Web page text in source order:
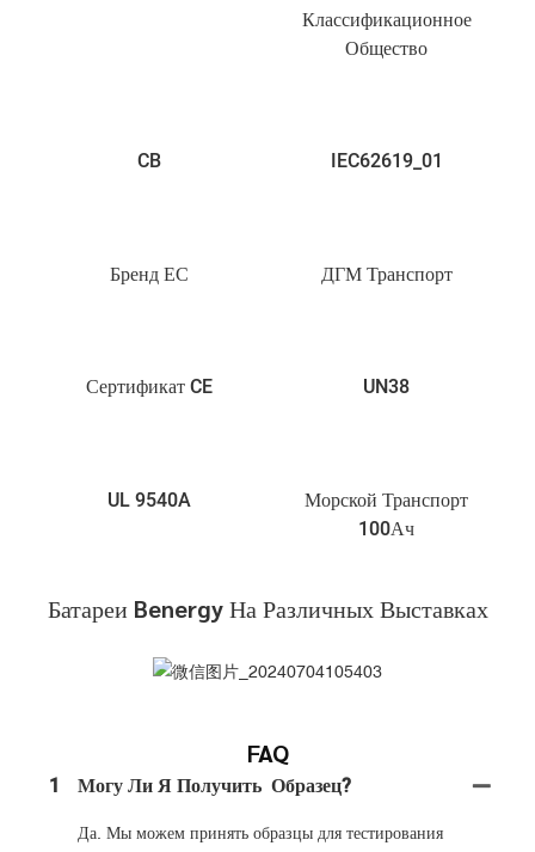
Классификационное
Общество
CB IEC62619_01
Бренд ЕС ДГМ Транспорт
Сертификат CE UN38
UL 9540A
Морской Транспорт
100Ач
Батареи Benergy На Различных Выставках
FAQ
1 Могу Ли Я Получить Образец?
Да. Мы можем принять образцы для тестирования